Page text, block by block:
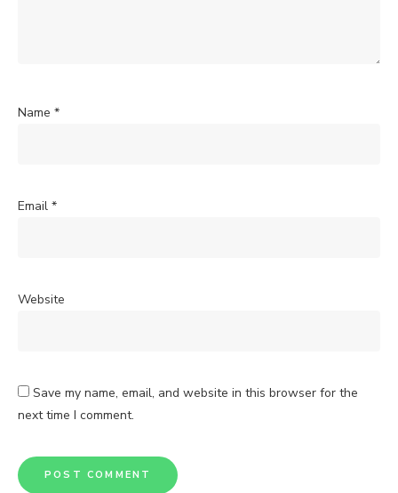
Name *
Email *
Website
Save my name, email, and website in this browser for the
next time I comment.